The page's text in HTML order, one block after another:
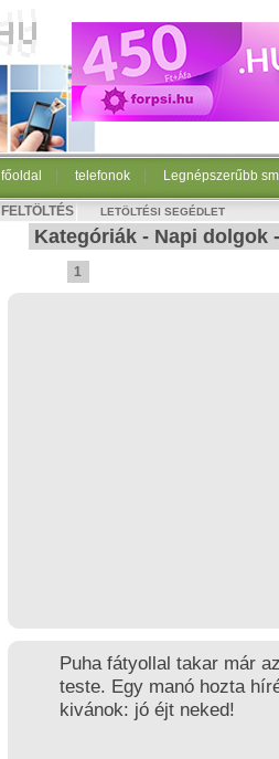
főoldal telefonok Legnépszerűbb
FELTÖLTÉS LETÖLTÉSI SEGÉDLET
Kategóriák - Napi dolgok
1
Puha fátyollal takar már
teste. Egy manó hozta
kivánok: jó éjt neked!